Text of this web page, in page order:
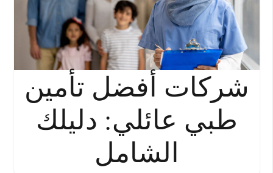
شركات أفضل تأمين
طبي عائلي: دليلك
الشامل